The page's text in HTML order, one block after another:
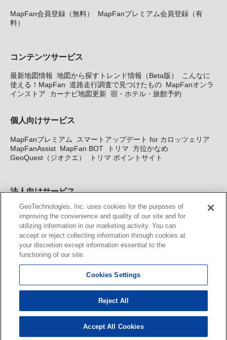
MapFan会員登録（無料）
MapFanプレミアム会員登録（有
料）
コンテンツサービス
最新地図情報 地図から探すトレンド情報（Beta版）
こんなに
使える！MapFan 道路走行調査で見つけたもの MapFanオンラ
インストア
カーナビ地図更新 宿・ホテル・旅館予約
個人向けサービス
MapFanプレミアム
スマートアップデート for カロッツェリア
MapFanAssist MapFan BOT トリマ 方位かなめ
GeoQuest（ジオクエ）
トリマ ポイントサイト
法人向けサービス
法人向け地図・位置情報サービス WEBサイト・システム向け地
図API Windows PC向け地図開発キット MapFan DB 住所確認
サービス
MAP WORLD+ トリマ広告 Geo-Research
カーナビ地図更新サービス
MapFan スマートメンバーズ カロッツェリア地図割プラス
KENWOOD MapFan Club
© GeoTechnologies, Inc.
GeoTechnologies, Inc. uses cookies for the purposes of
improving the convenience and quality of our site and for
utilizing information in our marketing activity. You can
accept or reject collecting information through cookies at
your discretion except information essential to the
functioning of our site.
Cookies Settings
Reject All
Accept All Cookies